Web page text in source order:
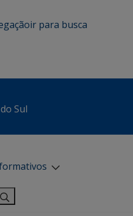
ir para busca
Sul